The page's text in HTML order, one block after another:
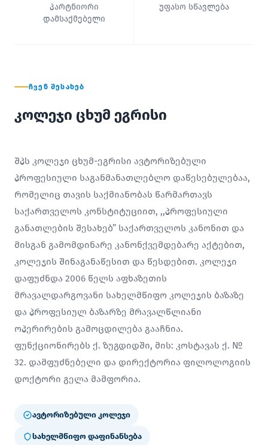
პარტნიორი
დამსაქმებელი
უფასო სწავლება
ᲩᲕᲔᲜ ᲨᲔᲡᲐᲮᲔᲑ
კოლეჯი ცხუმ ეგრისი
შპს კოლეჯი ცხუმ-ეგრისი ავტორიზებული
პროფესიული საგანმანათლებლო დაწესებულებაა,
რომელიც თავის საქმიანობას წარმართავს
საქართველოს კონსტიტუციით, ,,პროფესიული
განათლების შესახებ” საქართველოს კანონით და
მისგან გამომდინარე კანონქვემდებარე აქტებით,
კოლეჯის შინაგანაწესით და წესდებით. კოლეჯი
დაფუძნდა 2006 წელს აფხაზეთის
მრავალდარგოვანი სახელმწიფო კოლეჯის ბაზაზე
და პროფესიულ ბაზარზე მრავალწლიანი
ოპერირების გამოცდილება გააჩნია.
ფუნქციონირებს ქ. ზუგდიდში, მის: კოსტავას ქ. №
32. დამფუძნებელი და დირექტორია ფილოლოგიის
დოქტორი გელა მამფორია.
ავტორიზებული კოლეჯი
სახელმწიფო დაფინანსება